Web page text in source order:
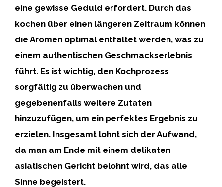
eine gewisse Geduld erfordert. Durch das
kochen über einen längeren Zeitraum können
die Aromen optimal entfaltet werden, was zu
einem authentischen Geschmackserlebnis
führt. Es ist wichtig, den Kochprozess
sorgfältig zu überwachen und
gegebenenfalls weitere Zutaten
hinzuzufügen, um ein perfektes Ergebnis zu
erzielen. Insgesamt lohnt sich der Aufwand,
da man am Ende mit einem delikaten
asiatischen Gericht belohnt wird, das alle
Sinne begeistert.